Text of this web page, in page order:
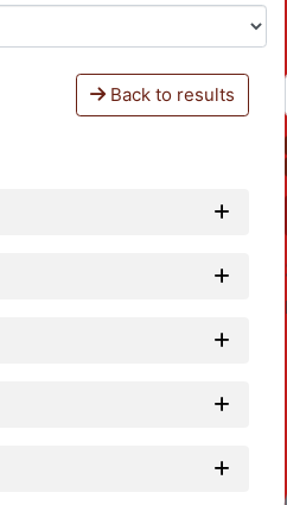
Back to results